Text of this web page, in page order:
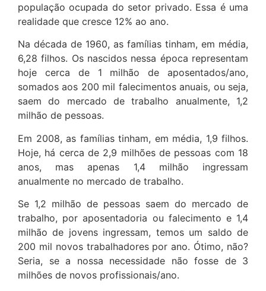
população ocupada do setor privado. Essa é uma
realidade que cresce 12% ao ano.
Na década de 1960, as famílias tinham, em média,
6,28 filhos. Os nascidos nessa época representam
hoje cerca de 1 milhão de aposentados/ano,
somados aos 200 mil falecimentos anuais, ou seja,
saem do mercado de trabalho anualmente, 1,2
milhão de pessoas.
Em 2008, as famílias tinham, em média, 1,9 filhos.
Hoje, há cerca de 2,9 milhões de pessoas com 18
anos, mas apenas 1,4 milhão ingressam
anualmente no mercado de trabalho.
Se 1,2 milhão de pessoas saem do mercado de
trabalho, por aposentadoria ou falecimento e 1,4
milhão de jovens ingressam, temos um saldo de
200 mil novos trabalhadores por ano. Ótimo, não?
Seria, se a nossa necessidade não fosse de 3
milhões de novos profissionais/ano.